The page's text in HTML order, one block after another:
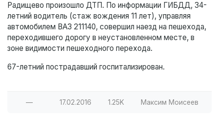
Радищево произошло ДТП. По информации ГИБДД, 34-
летний водитель (стаж вождения 11 лет), управляя
автомобилем ВАЗ 211140, совершил наезд на пешехода,
переходившего дорогу в неустановленном месте, в
зоне видимости пешеходного перехода.
67-летний пострадавший госпитализирован.
— 17.02.2016 1.25K Максим Моисеев